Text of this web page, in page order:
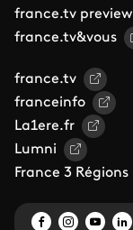
france.tv preview
france.tv&vous
france.tv
franceinfo
La1ere.fr
Lumni
France 3 Régions